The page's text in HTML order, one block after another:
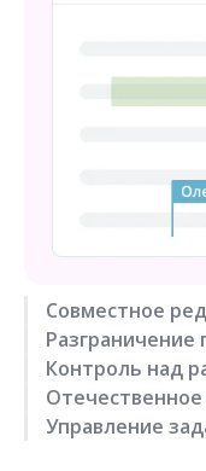
Совместное
Разграничение
Контроль над
Управление